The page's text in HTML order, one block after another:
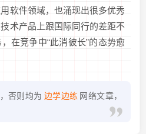
软件领域，也涌现出很多优秀
术产品上跟国际同行的差距不
在竞争中“此消彼长”的态势愈
否则均为 边学边练 网络文章，